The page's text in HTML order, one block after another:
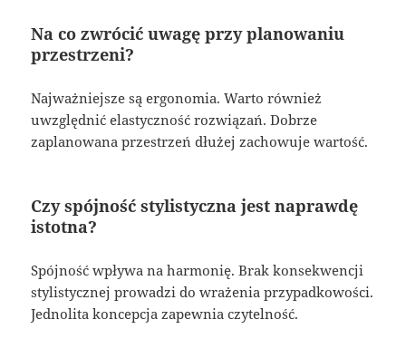
Na co zwrócić uwagę przy planowaniu
przestrzeni?
Najważniejsze są ergonomia. Warto również
uwzględnić elastyczność rozwiązań. Dobrze
zaplanowana przestrzeń dłużej zachowuje wartość.
Czy spójność stylistyczna jest naprawdę
istotna?
Spójność wpływa na harmonię. Brak konsekwencji
stylistycznej prowadzi do wrażenia przypadkowości.
Jednolita koncepcja zapewnia czytelność.